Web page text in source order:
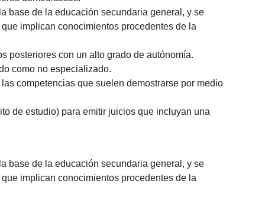
base de la educación secundaria general, y se
implican conocimientos procedentes de la
posteriores con un alto grado de autónomía.
como no especializado.
competencias que suelen demostrarse por medio
de estudio) para emitir juicios que incluyan una
base de la educación secundaria general, y se
implican conocimientos procedentes de la